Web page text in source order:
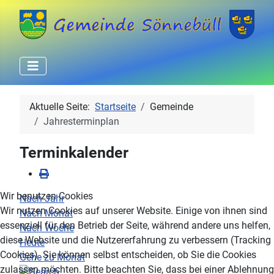
Aktuelle Seite: Startseite
Gemeinde
Jahresterminplan
Terminkalender
Nach Jahr
Nach Monat
Nach Woche
Heute
Gehe zu Monat
Wir benutzen Cookies
Wir nutzen Cookies auf unserer Website. Einige von ihnen sind
essenziell für den Betrieb der Seite, während andere uns helfen,
diese Website und die Nutzererfahrung zu verbessern (Tracking
Cookies). Sie können selbst entscheiden, ob Sie die Cookies
zulassen möchten. Bitte beachten Sie, dass bei einer Ablehnung